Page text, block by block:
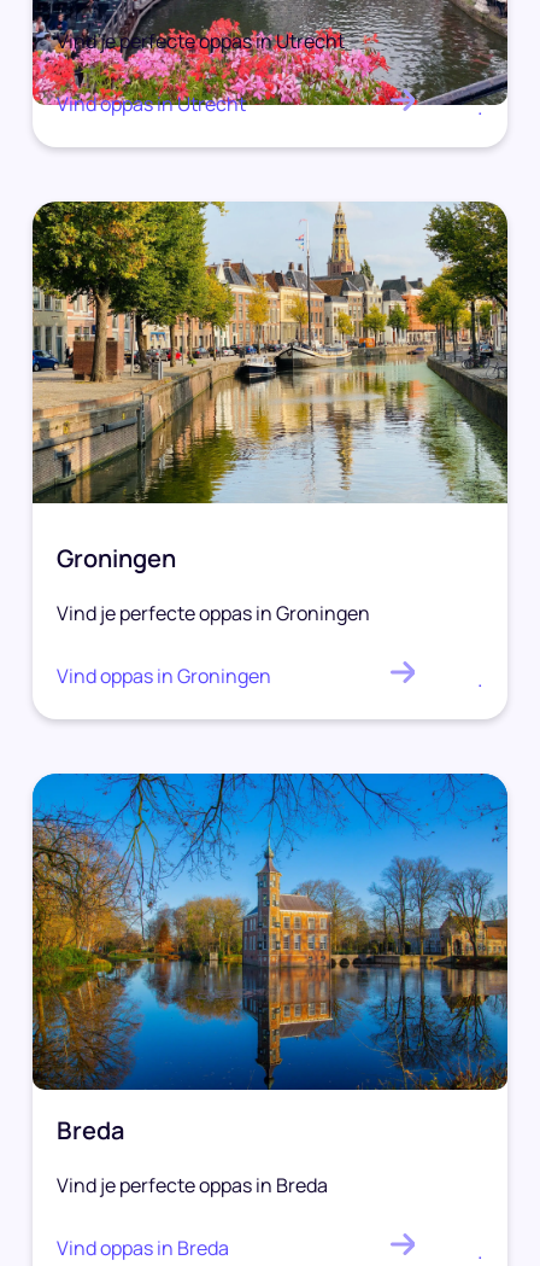
Vind je perfecte oppas in Utrecht
Vind oppas in Utrecht .
Groningen
Vind je perfecte oppas in Groningen
Vind oppas in Groningen .
Breda
Vind je perfecte oppas in Breda
Vind oppas in Breda .